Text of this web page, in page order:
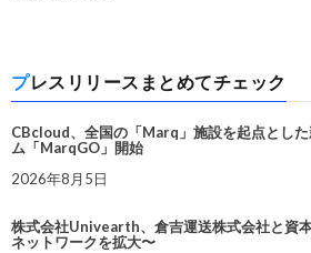
プレスリリースまとめてチェック
CBcloud、全国の「Marq」施設を起点とし
ム「MarqGO」開始
2026年8月5日
株式会社Univearth、倉吉運送株式会社と資
ネットワークを拡大〜